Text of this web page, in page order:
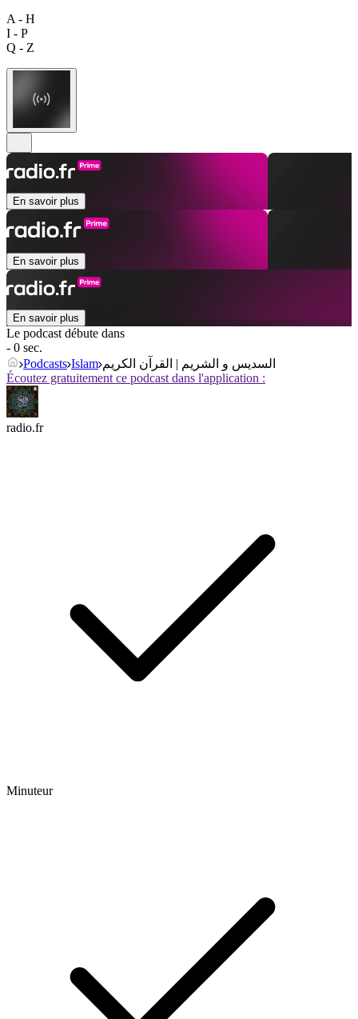
A - H
I - P
Q - Z
En savoir plus
En savoir plus
En savoir plus
Le podcast débute dans
- 0 sec.
Podcasts Islam السديس و الشريم | القرآن الكريم
Écoutez gratuitement ce podcast dans l'application :
radio.fr
Minuteur